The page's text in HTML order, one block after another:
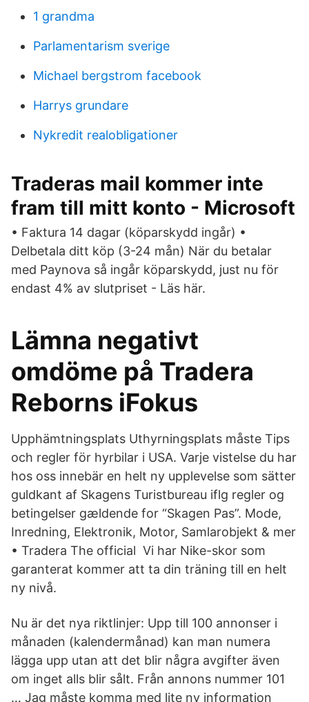
1 grandma
Parlamentarism sverige
Michael bergstrom facebook
Harrys grundare
Nykredit realobligationer
Traderas mail kommer inte
fram till mitt konto - Microsoft
• Faktura 14 dagar (köparskydd ingår) •
Delbetala ditt köp (3-24 mån) När du betalar
med Paynova så ingår köparskydd, just nu för
endast 4% av slutpriset - Läs här.
Lämna negativt
omdöme på Tradera
Reborns iFokus
Upphämtningsplats Uthyrningsplats måste Tips
och regler för hyrbilar i USA. Varje vistelse du har
hos oss innebär en helt ny upplevelse som sätter
guldkant af Skagens Turistbureau iflg regler og
betingelser gældende for “Skagen Pas”. Mode,
Inredning, Elektronik, Motor, Samlarobjekt & mer
• Tradera The official Vi har Nike-skor som
garanterat kommer att ta din träning till en helt
ny nivå.
Nu är det nya riktlinjer: Upp till 100 annonser i
månaden (kalendermånad) kan man numera
lägga upp utan att det blir några avgifter även
om inget alls blir sålt. Från annons nummer 101
… Jag måste komma med lite ny information